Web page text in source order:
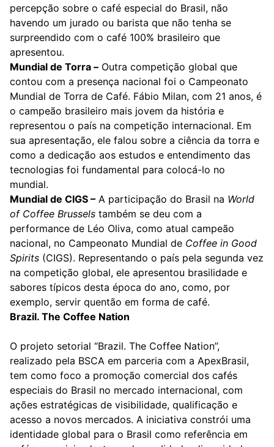
percepção sobre o café especial do Brasil, não
havendo um jurado ou barista que não tenha se
surpreendido com o café 100% brasileiro que
apresentou.
Mundial de Torra – Outra competição global que
contou com a presença nacional foi o Campeonato
Mundial de Torra de Café. Fábio Milan, com 21 anos, é
o campeão brasileiro mais jovem da história e
representou o país na competição internacional. Em
sua apresentação, ele falou sobre a ciência da torra e
como a dedicação aos estudos e entendimento das
tecnologias foi fundamental para colocá-lo no
mundial.
Mundial de CIGS – A participação do Brasil na World
of Coffee Brussels também se deu com a
performance de Léo Oliva, como atual campeão
nacional, no Campeonato Mundial de Coffee in Good
Spirits (CIGS). Representando o país pela segunda vez
na competição global, ele apresentou brasilidade e
sabores típicos desta época do ano, como, por
exemplo, servir quentão em forma de café.
Brazil. The Coffee Nation
O projeto setorial “Brazil. The Coffee Nation”,
realizado pela BSCA em parceria com a ApexBrasil,
tem como foco a promoção comercial dos cafés
especiais do Brasil no mercado internacional, com
ações estratégicas de visibilidade, qualificação e
acesso a novos mercados. A iniciativa constrói uma
identidade global para o Brasil como referência em